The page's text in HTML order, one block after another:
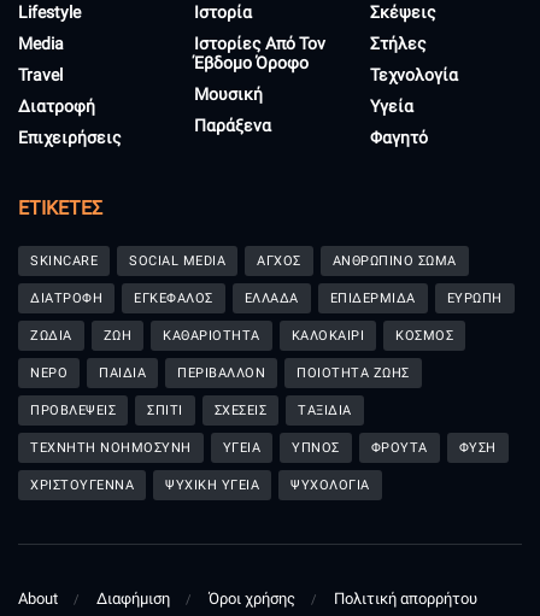
Lifestyle
Media
Travel
Διατροφή
Επιχειρήσεις
Ιστορία
Ιστορίες Από Τον
Έβδομο Όροφο
Μουσική
Παράξενα
Σκέψεις
Στήλες
Τεχνολογία
Υγεία
Φαγητό
ΕΤΙΚΈΤΕΣ
SKINCARE SOCIAL MEDIA ΑΓΧΟΣ ΑΝΘΡΩΠΙΝΟ ΣΩΜΑ
ΔΙΑΤΡΟΦΗ ΕΓΚΕΦΑΛΟΣ ΕΛΛΑΔΑ ΕΠΙΔΕΡΜΙΔΑ ΕΥΡΩΠΗ
ΖΩΔΙΑ ΖΩΗ ΚΑΘΑΡΙΟΤΗΤΑ ΚΑΛΟΚΑΙΡΙ ΚΟΣΜΟΣ
ΝΕΡΟ ΠΑΙΔΙΑ ΠΕΡΙΒΑΛΛΟΝ ΠΟΙΟΤΗΤΑ ΖΩΗΣ
ΠΡΟΒΛΕΨΕΙΣ ΣΠΙΤΙ ΣΧΕΣΕΙΣ ΤΑΞΙΔΙΑ
ΤΕΧΝΗΤΗ ΝΟΗΜΟΣΥΝΗ ΥΓΕΙΑ ΥΠΝΟΣ ΦΡΟΥΤΑ ΦΥΣΗ
ΧΡΙΣΤΟΥΓΕΝΝΑ ΨΥΧΙΚΗ ΥΓΕΙΑ ΨΥΧΟΛΟΓΙΑ
About Διαφήμιση Όροι χρήσης Πολιτική απορρήτου